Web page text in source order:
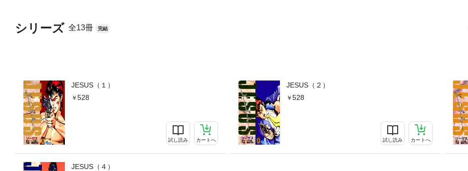
シリーズ 全13冊 完結
JESUS（１）
528
試し読み カートへ
JESUS（２）
528
試し読み カートへ
JESUS（４）